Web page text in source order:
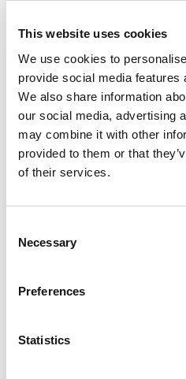
This website uses cookies
We use cookies to
provide social media features
We also share information
our social media, advertising
may combine it with other
provided to them or that
of their services.
Necessary
Preferences
Statistics
hat sich eine fragile
kann als Versuch
unabhängig zu machen,
der Entdeckung durch
Gesellschaft mit all
in die vermeintliche
Anzahl der Artikel